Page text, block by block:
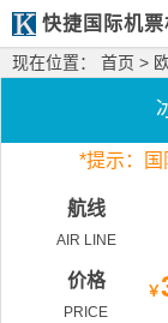
快捷国际机票
现在位置： 首页 >
*提示：国
航线
AIR LINE
价格
PRICE
￥